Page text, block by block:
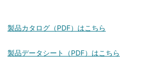
製品カタログ（PDF）はこちら
製品データシート（PDF）はこちら